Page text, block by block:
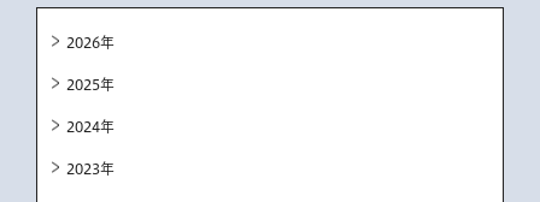
2026年
2025年
2024年
2023年